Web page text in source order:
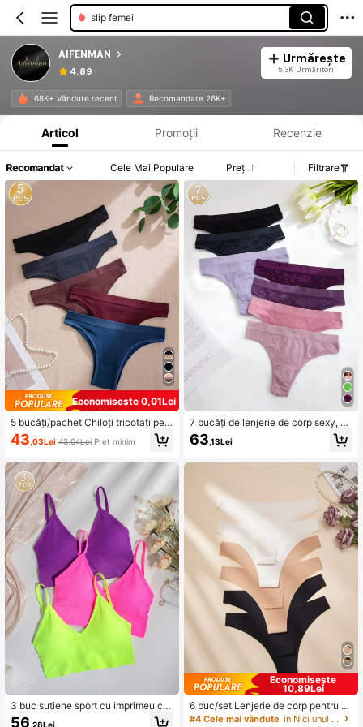
slip femei
AIFENMAN
4.89
Urmărește
5.3K Urmăritori
68K+ Vândute recent Recomandare 26K+
Informații despre produs: Divulgarea prețului, detalii privind vânzările și stocul.
Articol Promoții Recenzie
Recomandat Cele Mai Populare Preț Filtrare
Economisește 0,01Lei
5 bucăți/pachet Chiloți tricotați pen
tru femei, fără cusături, cu talie foar
te joasă, multicolor
43 ,03Lei 43,04LeiPreț minim
3 buc sutiene sport cu imprimeu ca
misol, fără cusături, în culori neon, p
56 ,28Lei
7 bucăți de lenjerie de corp sexy, cu
talie înaltă, cu imprimeu leopard, făr
ă cusături, chiloți fără cusături
63 ,13Lei
Economisește
10,89Lei
6 buc/set Lenjerie de corp pentru fe
mei
#4 Cele mai vândute în Nici unul Chiloți de damă